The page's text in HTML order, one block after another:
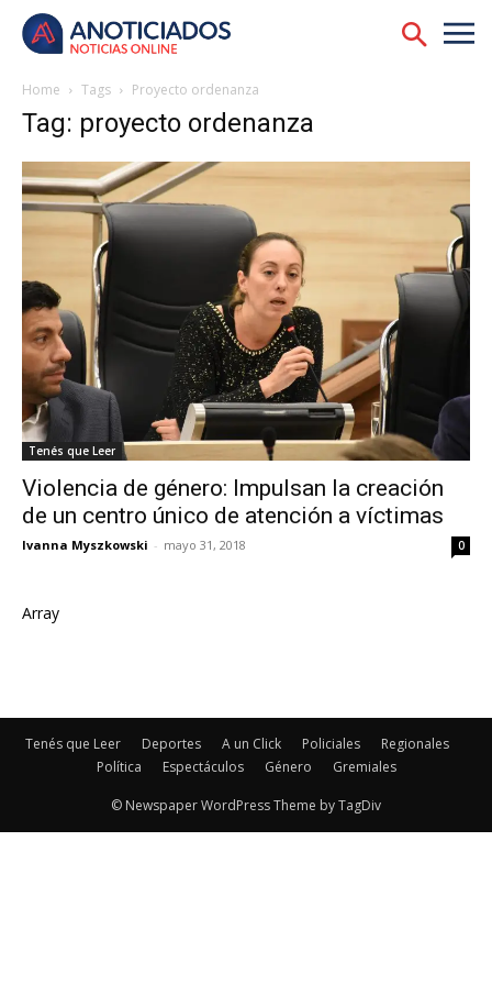
Home Tags Proyecto ordenanza
Tag: proyecto ordenanza
Tenés que Leer
Violencia de género: Impulsan la creación
de un centro único de atención a víctimas
Ivanna Myszkowski - mayo 31, 2018 0
Array
Tenés que Leer Deportes A un Click Policiales
Regionales
Política
Espectáculos Género Gremiales
© Newspaper WordPress Theme by TagDiv